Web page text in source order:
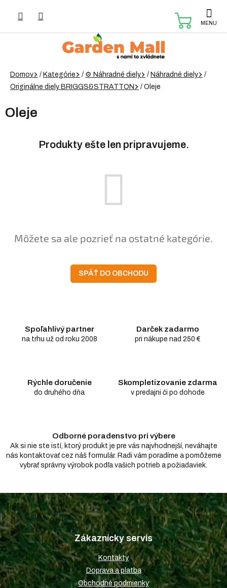
Domov / Kategórie / ⚙️ Náhradné diely / Náhradné diely
/
Originálne diely BRIGGS&STRATTON
/ Oleje
Oleje
Produkty ešte len pripravujeme.
Môžete sa ale pozrieť na ostatné kategórie.
SPÄŤ DO OBCHODU
Spoľahlivý partner
na trhu už od roku 2008
Darček zadarmo
pri nákupe nad 250 €
Rýchle doručenie
do druhého dňa
Skompletizovanie zdarma
v predajni či po dohode
Odborné poradenstvo pri výbere
Ak si nie ste istí, ktorý produkt je pre vás najvhodnejší, neváhajte
nás kontaktovať cez náš formulár. Radi vám poradíme a pomôžeme
vybrať správny výrobok podľa vašich potrieb a požiadaviek.
Z
á
p
ä
t
i
e
Zákaznícky servis
Kontakty
Doprava a platba
Obchodné podmienky